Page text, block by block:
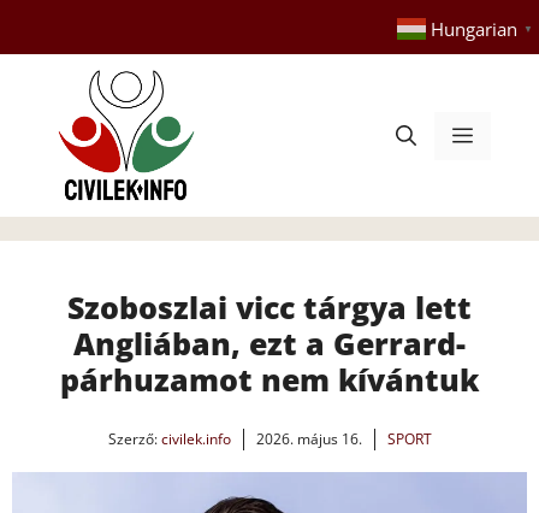
tartalomba
Hungarian ▼
Menü
Szoboszlai vicc tárgya lett
Angliában, ezt a Gerrard-
párhuzamot nem kívántuk
Szerző:civilek.info 2026. május 16. SPORT